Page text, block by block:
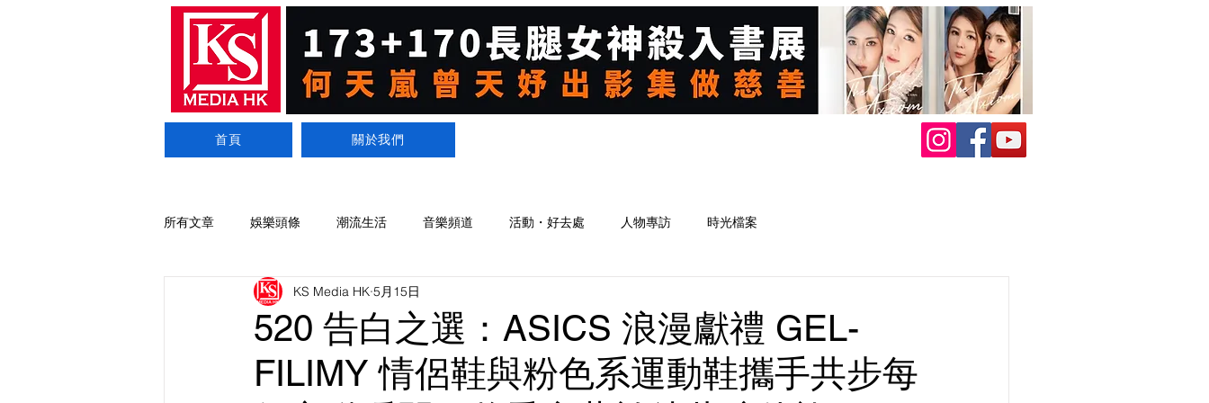
首頁 關於我們
所有文章 娛樂頭條 潮流生活 音樂頻道 活動・好去處 人物專訪 時光檔案
520 告白之選：ASICS 浪漫獻禮 GEL-
FILIMY 情侶鞋與粉色系運動鞋攜手共步每
KS Media HK 5月15日